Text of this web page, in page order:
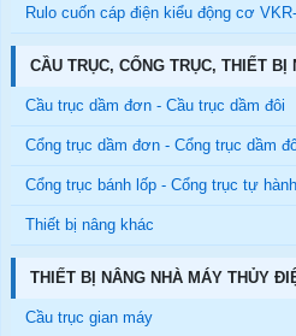
Rulo cuốn cáp điện kiểu động cơ
CẦU TRỤC, CỔNG TRỤC, THIẾT BỊ
Cầu trục dầm đơn - Cầu trục dầm đôi
Cổng trục dầm đơn - Cổng trục dầm
Cổng trục bánh lốp - Cổng trục tự hành
Thiết bị nâng khác
THIẾT BỊ NÂNG NHÀ MÁY THỦY
Cầu trục gian máy